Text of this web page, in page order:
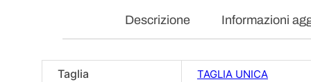
Descrizione Informazioni
Taglia TAGLIA UNICA